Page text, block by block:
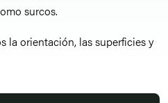
surcos.
la orientación, las superficies y